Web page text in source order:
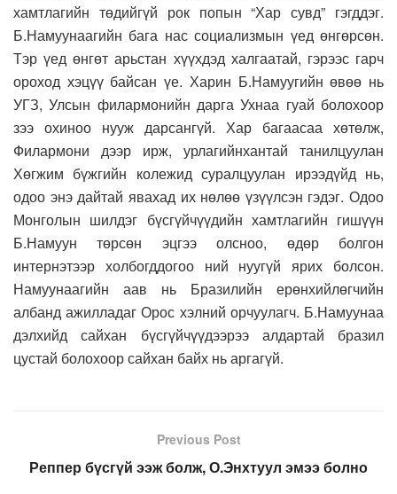
хамтлагийн төдийгүй рок попын “Хар сувд” гэгддэг.
Б.Намуунаагийн бага нас социализмын үед өнгөрсөн.
Тэр үед өнгөт арьстан хүүхдэд халгаатай, гэрээс гарч
ороход хэцүү байсан үе. Харин Б.Намуугийн өвөө нь
УГЗ, Улсын филармонийн дарга Ухнаа гуай болохоор
зээ охиноо нууж дарсангүй. Хар багаасаа хөтөлж,
Филармони дээр ирж, урлагийнхантай танилцуулан
Хөгжим бүжгийн колежид суралцуулан ирээдүйд нь,
одоо энэ дайтай явахад их нөлөө үзүүлсэн гэдэг. Одоо
Монголын шилдэг бүсгүйчүүдийн хамтлагийн гишүүн
Б.Намуун төрсөн эцгээ олсноо, өдөр болгон
интернэтээр холбогддогоо ний нуугүй ярих болсон.
Намуунаагийн аав нь Бразилийн ерөнхийлөгчийн
албанд ажилладаг Орос хэлний орчуулагч. Б.Намуунаа
дэлхийд сайхан бүсгүйчүүдээрээ алдартай бразил
цустай болохоор сайхан байх нь аргагүй.
Previous Post
Реппер бүсгүй ээж болж, О.Энхтуул эмээ болно